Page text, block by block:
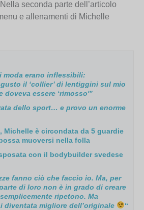
seconda parte dell’articolo
e allenamenti di Michelle
moda erano inflessibili:
il ‘collier’ di lentiggini sul mio
doveva essere ‘rimosso'”
dello sport… e provo un enorme
Michelle è circondata da 5 guardie
muoversi nella folla
con il bodybuilder svedese
fanno ciò che faccio io. Ma, per
di loro non è in grado di creare
ripetono. Ma
diventata migliore dell’originale
“